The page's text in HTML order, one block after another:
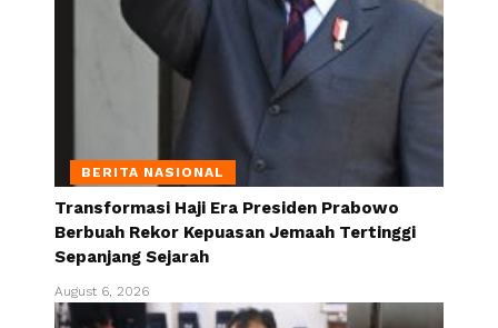
BERITA NASIONAL
Transformasi Haji Era Presiden Prabowo
Berbuah Rekor Kepuasan Jemaah Tertinggi
Sepanjang Sejarah
August 6, 2026